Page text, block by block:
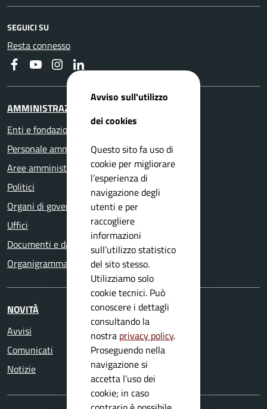
SEGUICI SU
Resta connesso
FaceboookYoutubeInstagram
AMMINISTRAZIONE
Enti e fondazioni
Personale amministrativo
Aree amministrative
Politici
Organi di governo
Uffici
Documenti e dati
Organigramma
NOVITÀ
Avvisi
Comunicati
Notizie
Avviso sull'utilizzo
dei cookies
Questo sito fa uso di
cookie per migliorare
l’esperienza di
navigazione degli
utenti e per
raccogliere
informazioni
sull’utilizzo statistico
del sito stesso.
Utilizziamo solo
cookie tecnici. Può
conoscere i dettagli
consultando la
nostra privacy policy.
Proseguendo nella
navigazione si
accetta l’uso dei
cookie; in caso